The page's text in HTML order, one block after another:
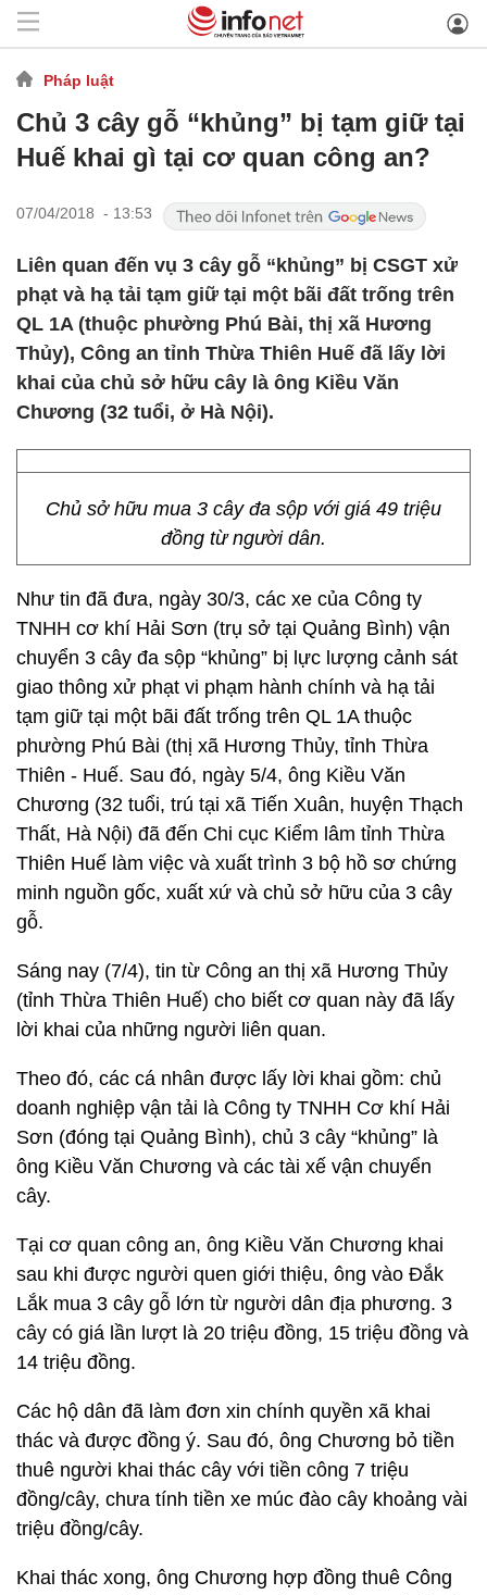
Pháp luật
Chủ 3 cây gỗ “khủng” bị tạm giữ tại
Huế khai gì tại cơ quan công an?
07/04/2018 - 13:53
Liên quan đến vụ 3 cây gỗ “khủng” bị CSGT xử
phạt và hạ tải tạm giữ tại một bãi đất trống trên
QL 1A (thuộc phường Phú Bài, thị xã Hương
Thủy), Công an tỉnh Thừa Thiên Huế đã lấy lời
khai của chủ sở hữu cây là ông Kiều Văn
Chương (32 tuổi, ở Hà Nội).
Chủ sở hữu mua 3 cây đa sộp với giá 49 triệu
đồng từ người dân.
Như tin đã đưa, ngày 30/3, các xe của Công ty
TNHH cơ khí Hải Sơn (trụ sở tại Quảng Bình) vận
chuyển 3 cây đa sộp “khủng” bị lực lượng cảnh sát
giao thông xử phạt vi phạm hành chính và hạ tải
tạm giữ tại một bãi đất trống trên QL 1A thuộc
phường Phú Bài (thị xã Hương Thủy, tỉnh Thừa
Thiên - Huế. Sau đó, ngày 5/4, ông Kiều Văn
Chương (32 tuổi, trú tại xã Tiến Xuân, huyện Thạch
Thất, Hà Nội) đã đến Chi cục Kiểm lâm tỉnh Thừa
Thiên Huế làm việc và xuất trình 3 bộ hồ sơ chứng
minh nguồn gốc, xuất xứ và chủ sở hữu của 3 cây
gỗ.
Sáng nay (7/4), tin từ Công an thị xã Hương Thủy
(tỉnh Thừa Thiên Huế) cho biết cơ quan này đã lấy
lời khai của những người liên quan.
Theo đó, các cá nhân được lấy lời khai gồm: chủ
doanh nghiệp vận tải là Công ty TNHH Cơ khí Hải
Sơn (đóng tại Quảng Bình), chủ 3 cây “khủng” là
ông Kiều Văn Chương và các tài xế vận chuyển
cây.
Tại cơ quan công an, ông Kiều Văn Chương khai
sau khi được người quen giới thiệu, ông vào Đắk
Lắk mua 3 cây gỗ lớn từ người dân địa phương. 3
cây có giá lần lượt là 20 triệu đồng, 15 triệu đồng và
14 triệu đồng.
Các hộ dân đã làm đơn xin chính quyền xã khai
thác và được đồng ý. Sau đó, ông Chương bỏ tiền
thuê người khai thác cây với tiền công 7 triệu
đồng/cây, chưa tính tiền xe múc đào cây khoảng vài
triệu đồng/cây.
Khai thác xong, ông Chương hợp đồng thuê Công